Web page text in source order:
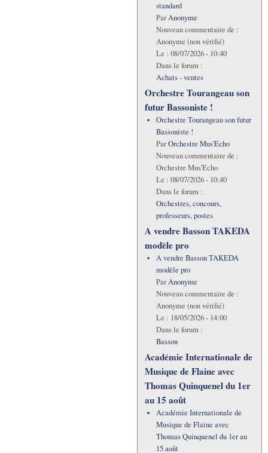
standard
ParAnonyme
Nouveau commentaire de :
Anonyme (non vérifié)
Le : 08/07/2026 - 10:40
Dans le forum :
Achats - ventes
Orchestre Tourangeau son
futur Bassoniste !
Orchestre Tourangeau son futur
Bassoniste !
ParOrchestre Mus'Echo
Nouveau commentaire de :
Orchestre Mus'Echo
Le : 08/07/2026 - 10:40
Dans le forum :
Orchestres, concours,
professeurs, postes
A vendre Basson TAKEDA
modèle pro
A vendre Basson TAKEDA
modèle pro
ParAnonyme
Nouveau commentaire de :
Anonyme (non vérifié)
Le : 18/05/2026 - 14:00
Dans le forum :
Basson
Académie Internationale de
Musique de Flaine avec
Thomas Quinquenel du 1er
au 15 août
Académie Internationale de
Musique de Flaine avec
Thomas Quinquenel du 1er au
15 août